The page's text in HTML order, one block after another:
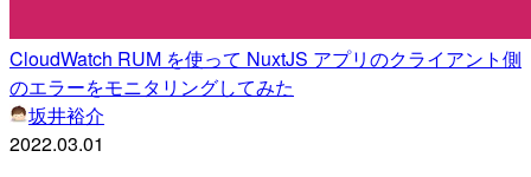
CloudWatch RUM を使って NuxtJS アプリのクライアント側
のエラーをモニタリングしてみた
坂井裕介
2022.03.01